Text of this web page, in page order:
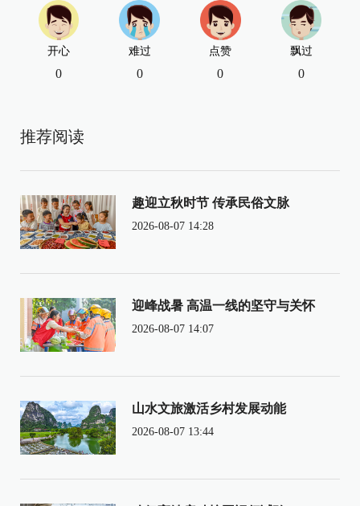
开心
0
难过
0
点赞
0
飘过
0
推荐阅读
趣迎立秋时节 传承民俗文脉
2026-08-07 14:28
迎峰战暑 高温一线的坚守与关怀
2026-08-07 14:07
山水文旅激活乡村发展动能
2026-08-07 13:44